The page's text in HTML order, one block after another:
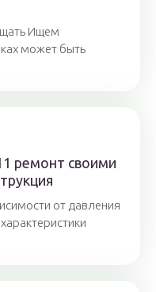
Ищем
может быть
ремонт своими
от давления